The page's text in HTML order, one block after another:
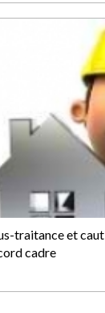
traitance et
cadre